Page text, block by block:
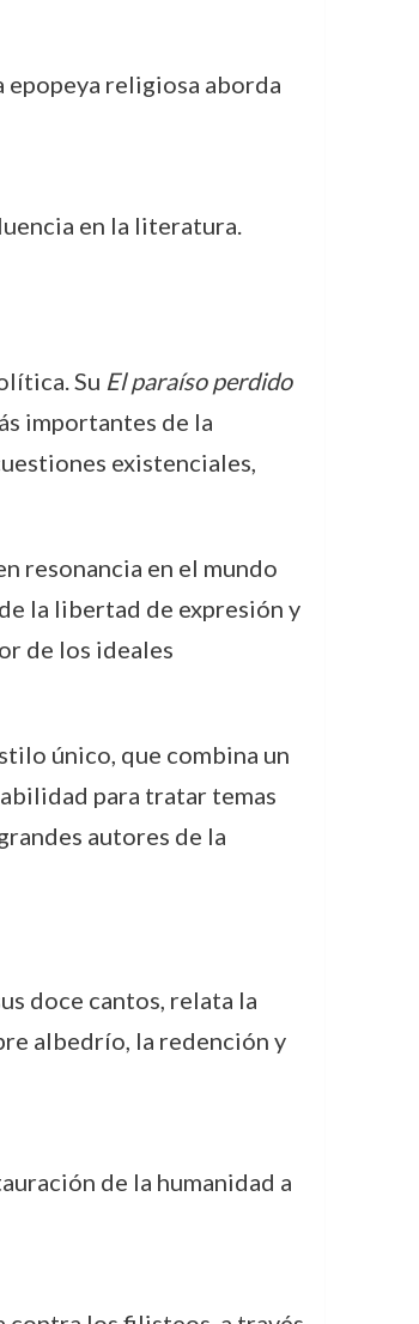
epopeya religiosa aborda
en la literatura.
Su El paraíso perdido
importantes de la
existenciales,
resonancia en el mundo
la libertad de expresión y
de los ideales
único, que combina un
para tratar temas
autores de la
doce cantos, relata la
albedrío, la redención y
de la humanidad a